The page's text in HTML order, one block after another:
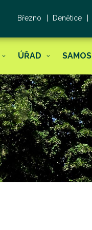
Březno Denětice
ÚŘAD